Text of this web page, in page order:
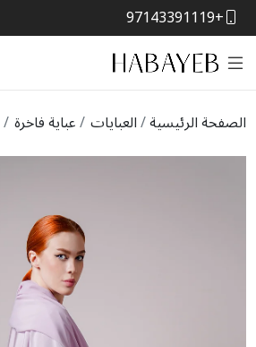
+97143391119
الصفحة الرئيسية العبايات عباية فاخرة